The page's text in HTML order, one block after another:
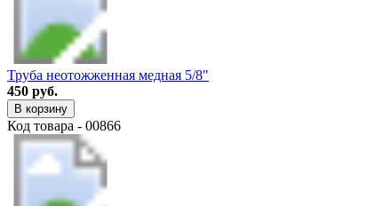
Труба неотожженная медная 5/8"
450 руб.
В корзину
Код товара - 00866